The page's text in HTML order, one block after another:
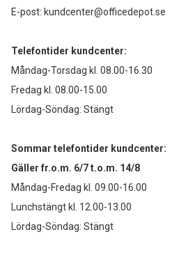
E-post: kundcenter@officedepot.se
Telefontider kundcenter:
Måndag-Torsdag kl. 08.00-16.30
Fredag kl. 08.00-15.00
Lördag-Söndag: Stängt
Sommar telefontider kundcenter:
Gäller fr.o.m. 6/7 t.o.m. 14/8
Måndag-Fredag kl. 09.00-16.00
Lunchstängt kl. 12.00-13.00
Lördag-Söndag: Stängt